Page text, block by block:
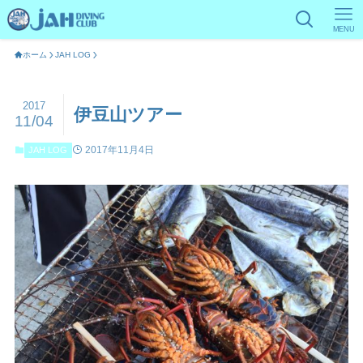
MENU
ホーム JAH LOG
伊豆山ツアー
2017
11/04
JAH LOG 2017年11月4日